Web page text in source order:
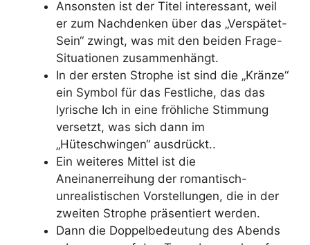
Ansonsten ist der Titel interessant, weil
er zum Nachdenken über das „Verspätet-
Sein“ zwingt, was mit den beiden Frage-
Situationen zusammenhängt.
In der ersten Strophe ist sind die „Kränze“
ein Symbol für das Festliche, das das
lyrische Ich in eine fröhliche Stimmung
versetzt, was sich dann im
„Hüteschwingen“ ausdrückt..
Ein weiteres Mittel ist die
Aneinanerreihung der romantisch-
unrealistischen Vorstellungen, die in der
zweiten Strophe präsentiert werden.
Dann die Doppelbedeutung des Abends